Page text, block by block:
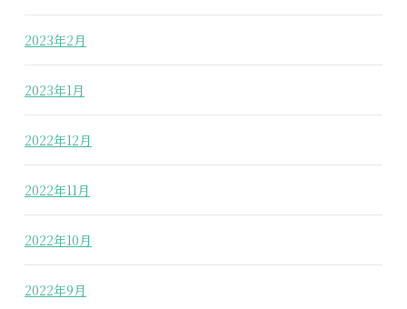
2023年2月
2023年1月
2022年12月
2022年11月
2022年10月
2022年9月